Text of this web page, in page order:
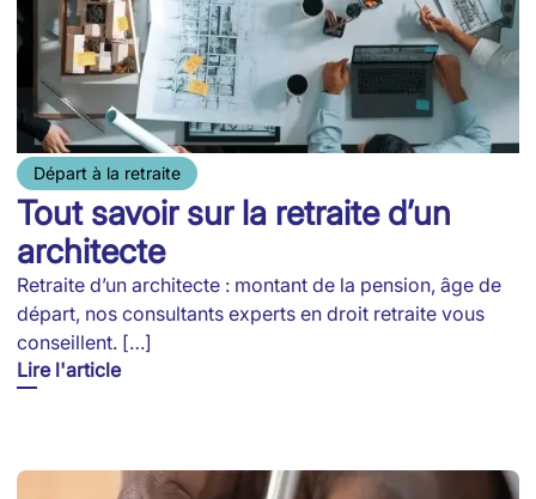
Départ à la retraite
Tout savoir sur la retraite d’un
architecte
Retraite d’un architecte : montant de la pension, âge de
départ, nos consultants experts en droit retraite vous
conseillent. […]
Lire l'article